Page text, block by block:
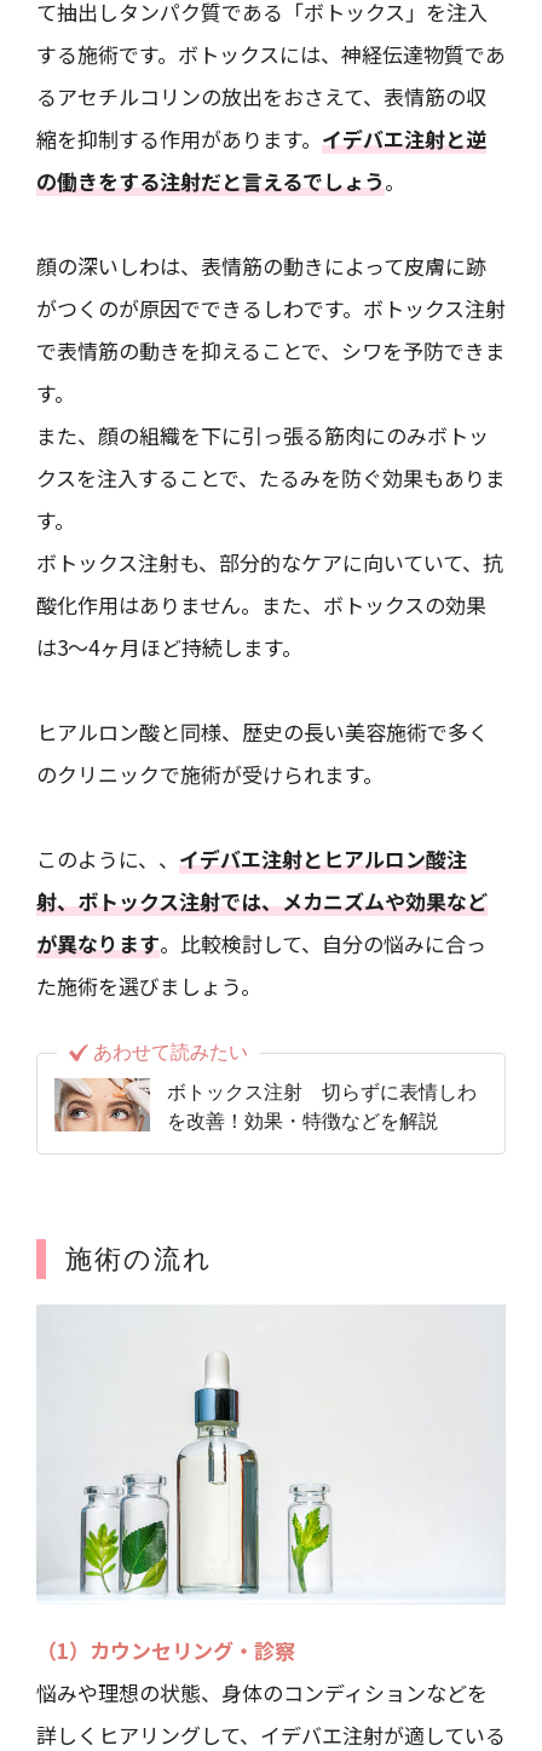
て抽出しタンパク質である「ボトックス」を注入
する施術です。ボトックスには、神経伝達物質であ
るアセチルコリンの放出をおさえて、表情筋の収
縮を抑制する作用があります。 イデバエ注射と逆
の働きをする注射だと言えるでしょう。
顔の深いしわは、表情筋の動きによって皮膚に跡
がつくのが原因でできるしわです。ボトックス注射
で表情筋の動きを抑えることで、シワを予防できま
す。
また、顔の組織を下に引っ張る筋肉にのみボトッ
クスを注入することで、たるみを防ぐ効果もありま
す。
ボトックス注射も、部分的なケアに向いていて、抗
酸化作用はありません。また、ボトックスの効果
は3～4ヶ月ほど持続します。
ヒアルロン酸と同様、歴史の長い美容施術で多く
のクリニックで施術が受けられます。
このように、、 イデバエ注射とヒアルロン酸注
射、ボトックス注射では、メカニズムや効果など
が異なります。比較検討して、自分の悩みに合っ
た施術を選びましょう。
あわせて読みたい
ボトックス注射 切らずに表情しわ
を改善！効果・特徴などを解説
施術の流れ
（1）カウンセリング・診察
悩みや理想の状態、身体のコンディションなどを
詳しくヒアリングして、イデバエ注射が適している